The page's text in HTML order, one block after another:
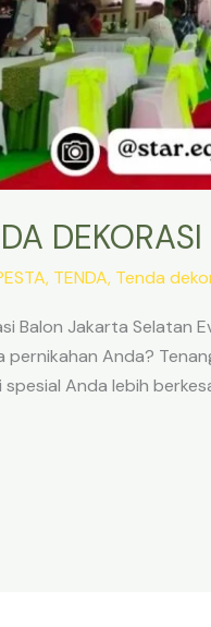
, TENDA, Tenda
Balon Jakarta Selatan
pernikahan Anda?
Anda lebih